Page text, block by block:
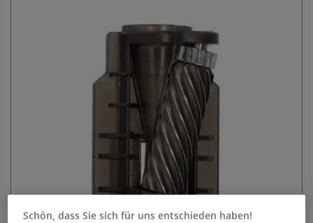
Schön, dass Sie sich für uns entschieden haben!